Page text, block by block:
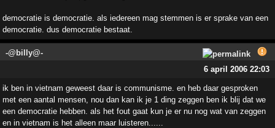
democratie is democratie. als iedereen mag stemmen is er sprake van een
democratie. dus democratie bestaat.
-@billy@-
6 april 2006 22:03
ik ben in vietnam geweest daar is communisme. en heb daar gesproken
met een aantal mensen, nou dan kan ik je 1 ding zeggen ben ik blij dat we
een democratie hebben. als het fout gaat kun je er nu nog wat van zeggen
en in vietnam is het alleen maar luisteren......